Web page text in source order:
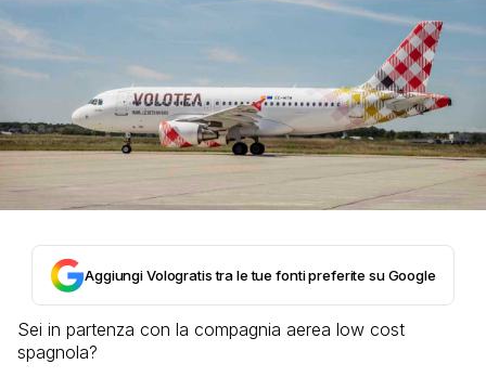
Aggiungi Vologratis tra le tue fonti preferite su Google
Sei in partenza con la compagnia aerea low cost
spagnola?